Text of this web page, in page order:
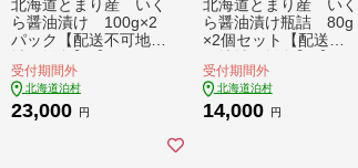
北海道とまり産 いく
ら醤油漬け 100g×2
パック【配送不可地
1】
受付期間外
北海道泊村
23,000 円
北海道とまり産 いく
ら醤油漬け瓶詰 80g
×2個セット【配送不
7129】
受付期間外
北海道泊村
14,000 円